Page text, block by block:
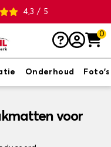
4,3 / 5
0
Onderhoud Foto's
voor